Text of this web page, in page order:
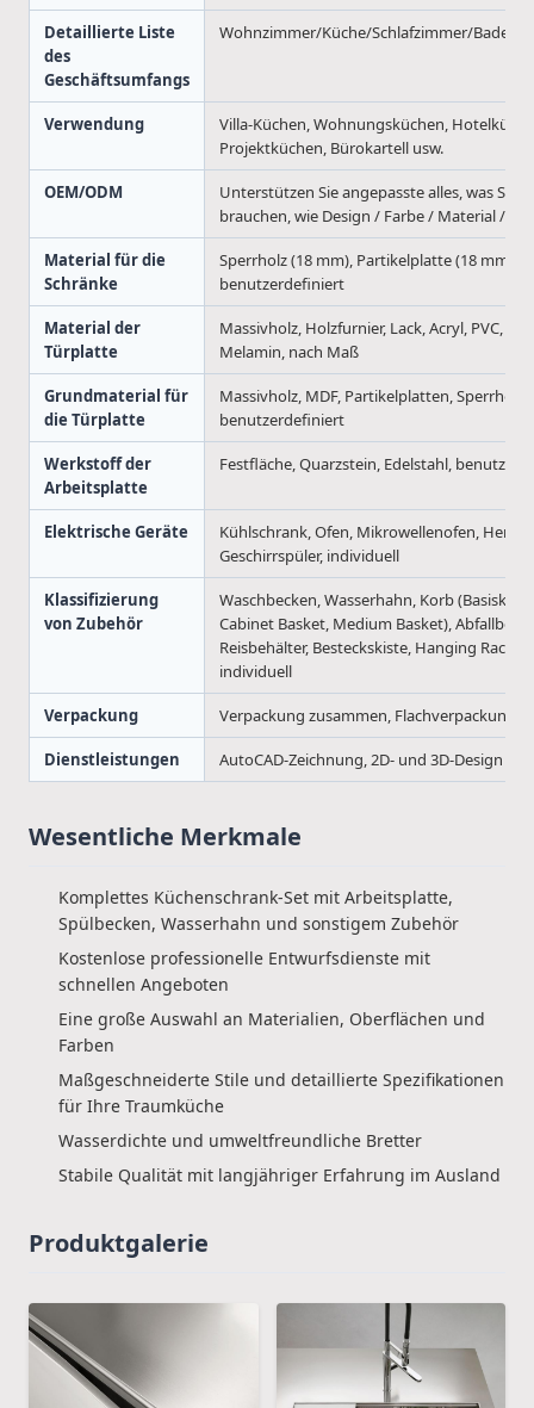
Detaillierte Liste
des
Geschäftsumfangs
Wohnzimmer/Küche/Schlafzimmer/
Verwendung
Villa-Küchen, Wohnungsküchen,
Projektküchen, Bürokartell usw.
OEM/ODM
Unterstützen Sie angepasste alles, was Sie
brauchen, wie Design / Farbe / Material /
Material für die
Schränke
Sperrholz (18 mm), Partikelplatte (18 mm),
benutzerdefiniert
Material der
Türplatte
Massivholz, Holzfurnier, Lack, Acryl, PVC,
Melamin, nach Maß
Grundmaterial für
die Türplatte
Massivholz, MDF, Partikelplatten, Sperrholz,
benutzerdefiniert
Werkstoff der
Arbeitsplatte
Festfläche, Quarzstein, Edelstahl,
Elektrische Geräte
Kühlschrank, Ofen, Mikrowellenofen, Herd,
Geschirrspüler, individuell
Klassifizierung
von Zubehör
Waschbecken, Wasserhahn, Korb
Cabinet Basket, Medium Basket),
Reisbehälter, Besteckskiste, Hanging Rack
individuell
Verpackung Verpackung zusammen, Flachverpackung
Dienstleistungen AutoCAD-Zeichnung, 2D- und 3D-Design
Wesentliche Merkmale
Komplettes Küchenschrank-Set mit Arbeitsplatte,
Spülbecken, Wasserhahn und sonstigem Zubehör
Kostenlose professionelle Entwurfsdienste mit
schnellen Angeboten
Eine große Auswahl an Materialien, Oberflächen und
Farben
Maßgeschneiderte Stile und detaillierte Spezifikationen
für Ihre Traumküche
Wasserdichte und umweltfreundliche Bretter
Stabile Qualität mit langjähriger Erfahrung im Ausland
Produktgalerie